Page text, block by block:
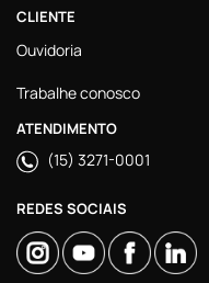
CLIENTE
Ouvidoria
Trabalhe conosco
ATENDIMENTO
(15) 3271-0001
REDES SOCIAIS